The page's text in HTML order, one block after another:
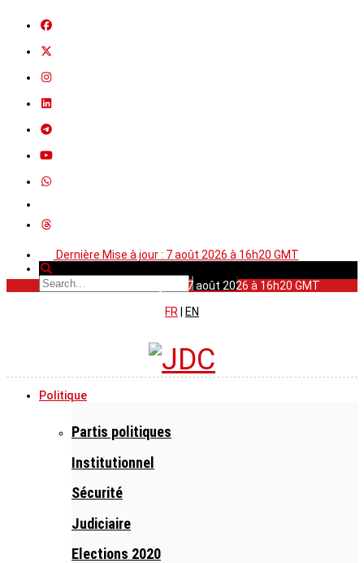
Dernière Mise à jour : 7 août 2026 à 16h20 GMT
Dernière Mise à jour : 7 août 2026 à 16h20 GMT
FR
EN
Politique
Partis politiques
Institutionnel
Sécurité
Judiciaire
Elections 2020